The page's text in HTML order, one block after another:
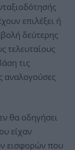
επιλέξει ή
δεύτερης
τελευταίους
τις
αναλογούσες
θα οδηγήσει
είχαν
εισφορών που